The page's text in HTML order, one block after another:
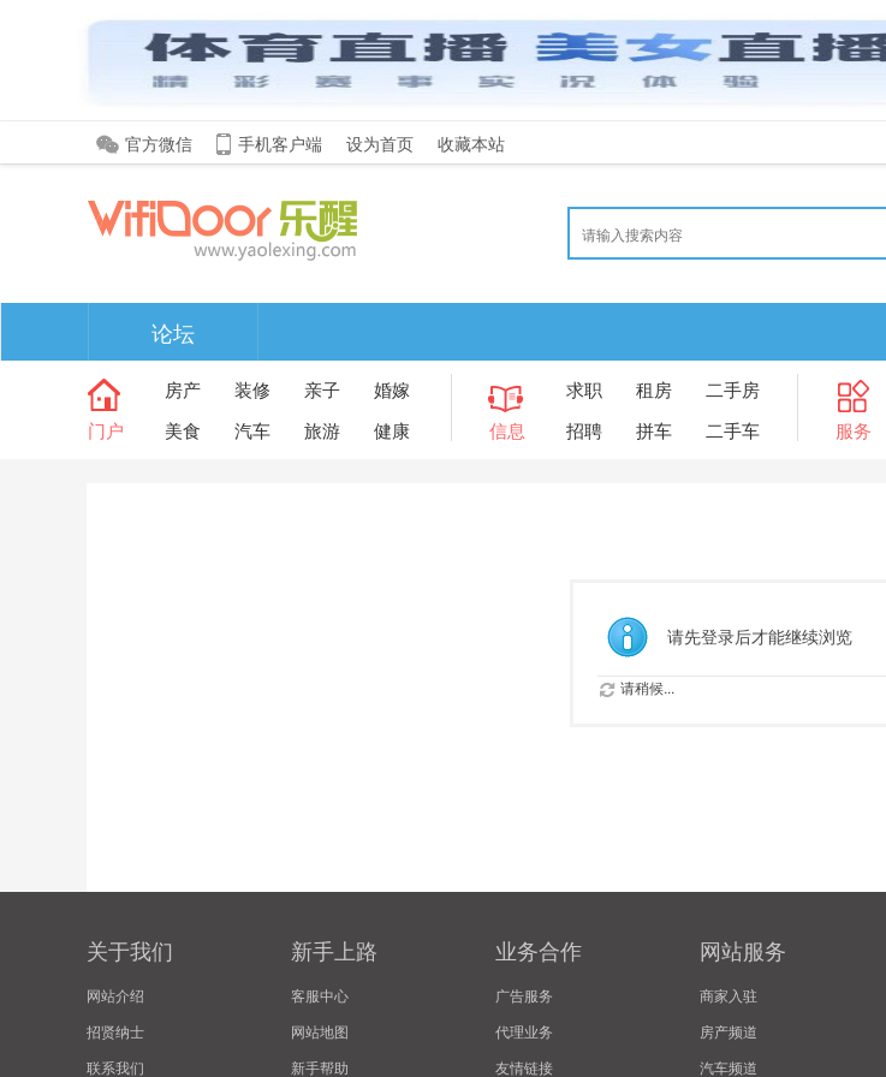
官方微信 手机客户端 设为首页 收藏本站
论坛
门户
房产 装修 亲子
婚嫁
美食
汽车 旅游 健康 信息
求职 租房
二手房
招聘
拼车 二手车 服务
请先登录后才能继续浏览
请稍候...
关于我们
网站介绍
招贤纳士
联系我们
新手上路
客服中心
网站地图
新手帮助
业务合作
广告服务
代理业务
友情链接
网站服务
商家入驻
房产频道
汽车频道